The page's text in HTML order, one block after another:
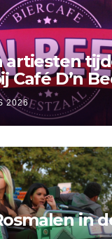
artiesten
Café D’n
2026
in